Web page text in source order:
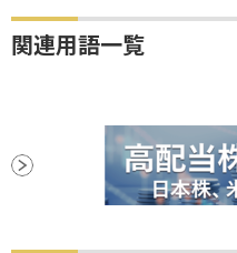
関連用語一覧